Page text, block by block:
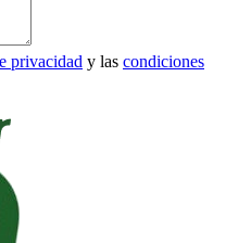
privacidad y las condiciones